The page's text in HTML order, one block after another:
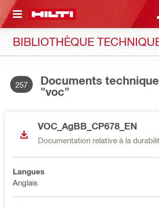
BIBLIOTHÈQUE
257
Documents
"voc"
VOC_AgBB_CP678_EN
Documentation relative à la
Langues
Anglais